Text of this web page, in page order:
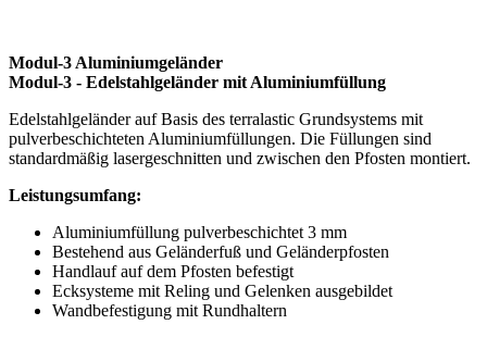
Modul-3 Aluminiumgeländer
Modul-3 - Edelstahlgeländer mit Aluminiumfüllung
Edelstahlgeländer auf Basis des terralastic Grundsystems mit
pulverbeschichteten Aluminiumfüllungen. Die Füllungen sind
standardmäßig lasergeschnitten und zwischen den Pfosten montiert.
Leistungsumfang:
Aluminiumfüllung pulverbeschichtet 3 mm
Bestehend aus Geländerfuß und Geländerpfosten
Handlauf auf dem Pfosten befestigt
Ecksysteme mit Reling und Gelenken ausgebildet
Wandbefestigung mit Rundhaltern